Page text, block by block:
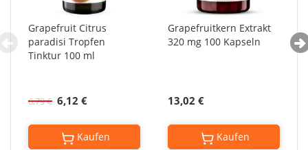
Grapefruit Citrus
paradisi Tropfen
Tinktur 100 ml
6,12 €
6,79 €
Kaufen
Grapefruitkern Extrakt
320 mg 100 Kapseln
13,02 €
Kaufen